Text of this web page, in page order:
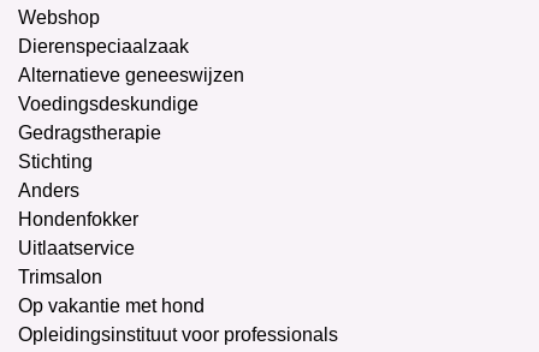
Webshop
Dierenspeciaalzaak
Alternatieve geneeswijzen
Voedingsdeskundige
Gedragstherapie
Stichting
Anders
Hondenfokker
Uitlaatservice
Trimsalon
Op vakantie met hond
Opleidingsinstituut voor professionals